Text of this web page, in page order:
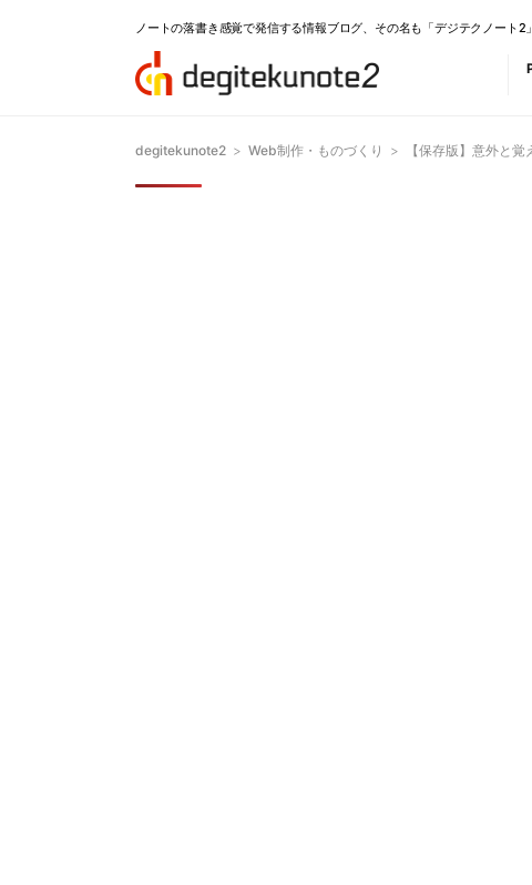
ノートの落書き感覚で発信する情報ブログ、その名も「デジテクノート2
degitekunote2 > Web制作・ものづくり > 【保存版】意外と